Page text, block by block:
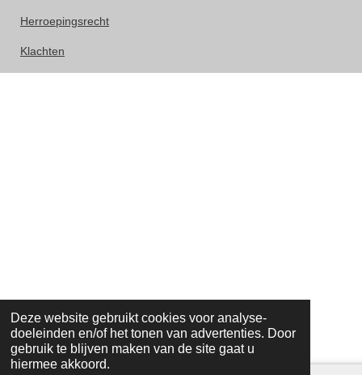
Deze website gebruikt cookies voor analyse-
doeleinden en/of het tonen van advertenties. Door
gebruik te blijven maken van de site gaat u
hiermee akkoord.
Herroepingsrecht
Klachten